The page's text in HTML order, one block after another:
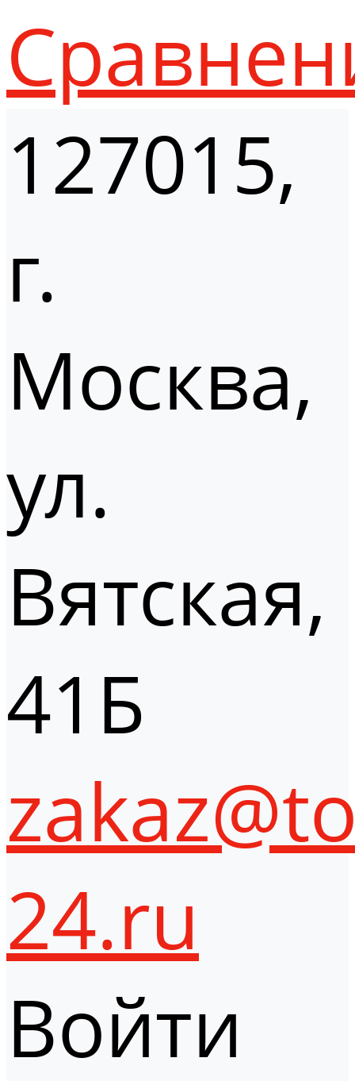
127015,
г.
Москва,
ул.
Вятская,
41Б
24.ru
Войти